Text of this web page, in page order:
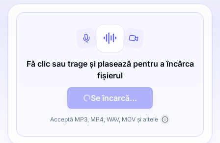
Fă clic sau trage și plasează pentru a încărca
fișierul
Se încarcă...
Acceptă MP3, MP4, WAV, MOV și altele